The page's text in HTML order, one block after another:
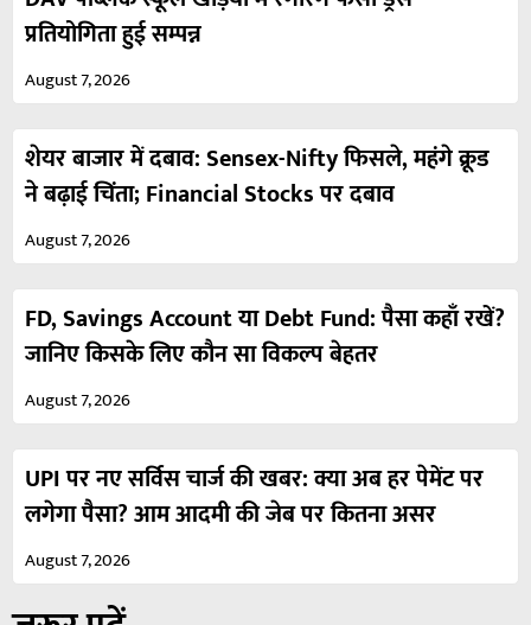
प्रतियोगिता हुई सम्पन्न
August 7, 2026
शेयर बाजार में दबाव: Sensex-Nifty फिसले, महंगे क्रूड
ने बढ़ाई चिंता; Financial Stocks पर दबाव
August 7, 2026
FD, Savings Account या Debt Fund: पैसा कहाँ रखें?
जानिए किसके लिए कौन सा विकल्प बेहतर
August 7, 2026
UPI पर नए सर्विस चार्ज की खबर: क्या अब हर पेमेंट पर
लगेगा पैसा? आम आदमी की जेब पर कितना असर
August 7, 2026